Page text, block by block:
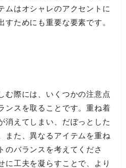
ムはオシャレのアクセントに
すためにも重要な要素です。
む際には、いくつかの注意点
ンスを取ることです。重ね着
消えてしまい、だぼっとした
また、異なるアイテムを重ね
のバランスを考えてくださ
に工夫を凝らすことで、より